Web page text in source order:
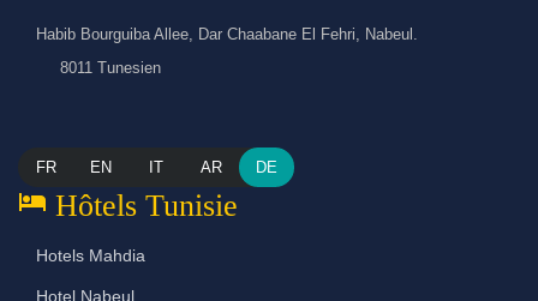
Habib Bourguiba Allee, Dar Chaabane El Fehri, Nabeul.
8011 Tunesien
FR EN IT AR DE
hotel Hôtels Tunisie
Hotels Mahdia
Hotel Nabeul